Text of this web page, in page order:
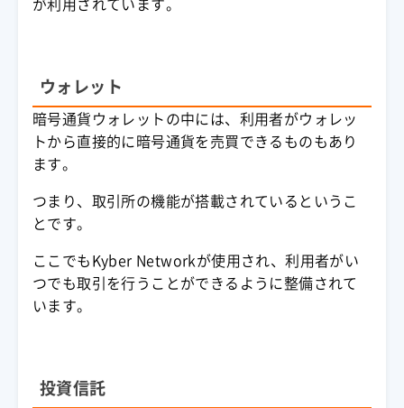
ウォレット
暗号通貨ウォレットの中には、利用者がウォレッ
トから直接的に暗号通貨を売買できるものもあり
ます。
つまり、取引所の機能が搭載されているというこ
とです。
ここでもKyber Networkが使用され、利用者がい
つでも取引を行うことができるように整備されて
います。
投資信託